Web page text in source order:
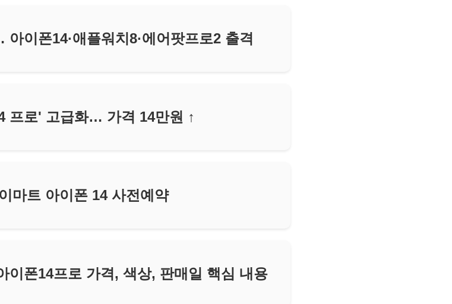
이폰14·애플워치8·에어팟프로2 출격
프로' 고급화… 가격 14만원 ↑
마트 아이폰 14 사전예약
이폰14프로 가격, 색상, 판매일 핵심 내용